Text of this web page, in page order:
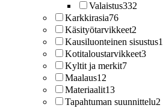
Valaistus332
Karkkirasia76
Käsityötarvikkeet2
Kausiluonteinen sisustus1
Kotitaloustarvikkeet3
Kyltit ja merkit7
Maalaus12
Materiaalit13
Tapahtuman suunnittelu2